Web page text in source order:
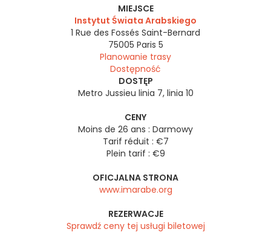
MIEJSCE
Instytut Świata Arabskiego
1 Rue des Fossés Saint-Bernard
75005 Paris 5
Planowanie trasy
Dostępność
DOSTĘP
Metro Jussieu linia 7, linia 10
CENY
Moins de 26 ans : Darmowy
Tarif réduit : €7
Plein tarif : €9
OFICJALNA STRONA
www.imarabe.org
REZERWACJE
Sprawdź ceny tej usługi biletowej